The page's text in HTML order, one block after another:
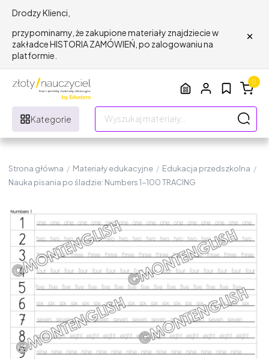
Drodzy Klienci,
przypominamy, że zakupione materiały znajdziecie w
zakładce HISTORIA ZAMÓWIEŃ, po zalogowaniu na
platformie.
×
Kategorie
0
Strona główna / Materiały edukacyjne / Edukacja przedszkolna /
Nauka pisania po śladzie: Numbers 1-100 TRACING